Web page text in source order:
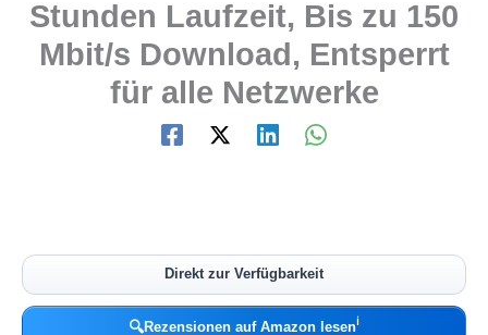
Stunden Laufzeit, Bis zu 150
Mbit/s Download, Entsperrt
für alle Netzwerke
Direkt zur Verfügbarkeit
🔍Rezensionen auf Amazon lesenℹ︎